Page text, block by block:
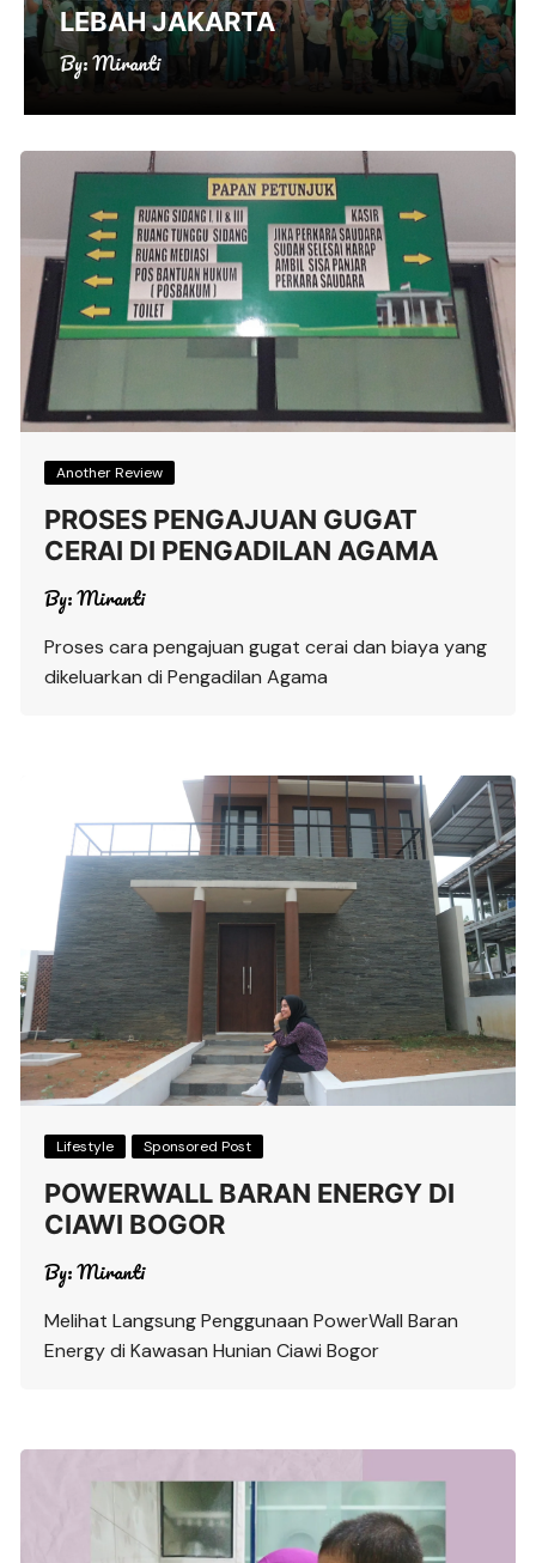
LEBAH JAKARTA
By:Miranti
Another Review
PROSES PENGAJUAN GUGAT
CERAI DI PENGADILAN AGAMA
By:Miranti
Proses cara pengajuan gugat cerai dan biaya yang
dikeluarkan di Pengadilan Agama
Lifestyle Sponsored Post
POWERWALL BARAN ENERGY DI
CIAWI BOGOR
By:Miranti
Melihat Langsung Penggunaan PowerWall Baran
Energy di Kawasan Hunian Ciawi Bogor